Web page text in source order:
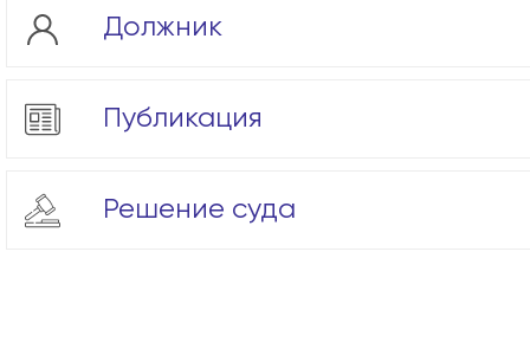
Должник
Публикация
Решение суда